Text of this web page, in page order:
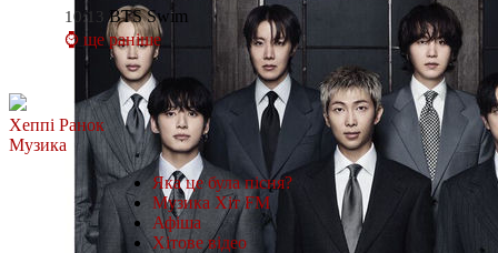
10:13 BTS Swim
⌚ ще раніше
Хеппі Ранок
Музика
Яка це була пісня?
Музика Хіт FM
Афіша
Хітове відео